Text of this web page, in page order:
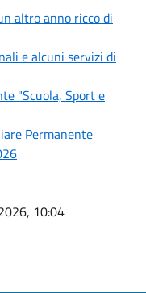
altro anno ricco di
e alcuni servizi di
"Scuola, Sport e
Permanente
10:04